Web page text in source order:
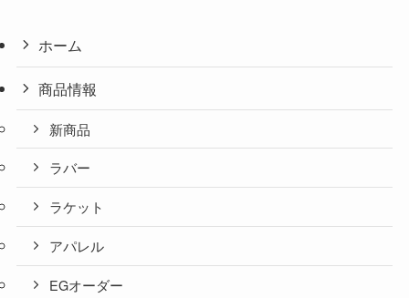
ホーム
商品情報
新商品
ラバー
ラケット
アパレル
EGオーダー